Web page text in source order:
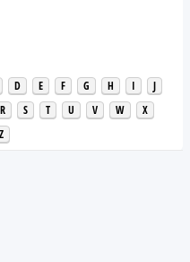
D E F G H I
J
R S T U V W
X
Z